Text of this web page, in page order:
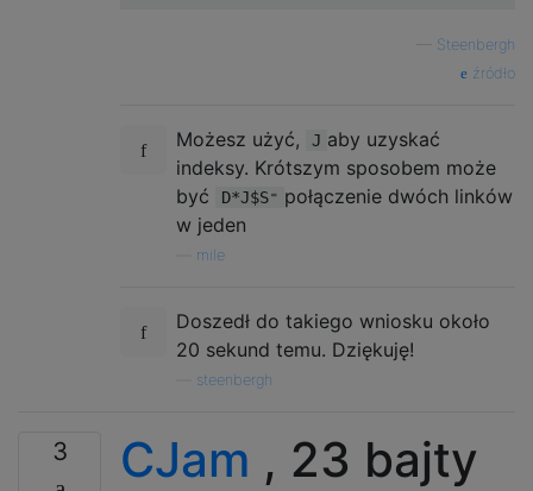
Steenbergh
źródło
Możesz użyć, J aby uzyskać
indeksy. Krótszym sposobem może
być
D*J$S⁼ połączenie dwóch linków
w jeden
mile
Doszedł do takiego wniosku około
20 sekund temu. Dziękuję!
steenbergh
3 CJam , 23 bajty